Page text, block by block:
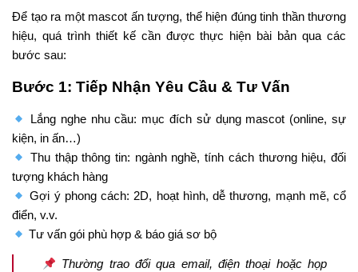
Để tạo ra một mascot ấn tượng, thể hiện đúng tinh thần thương
hiệu, quá trình thiết kế cần được thực hiện bài bản qua các
bước sau:
Bước 1: Tiếp Nhận Yêu Cầu & Tư Vấn
Lắng nghe nhu cầu: mục đích sử dụng mascot (online, sự
kiện, in ấn…)
Thu thập thông tin: ngành nghề, tính cách thương hiệu, đối
tượng khách hàng
Gợi ý phong cách: 2D, hoạt hình, dễ thương, mạnh mẽ, cổ
điển, v.v.
Tư vấn gói phù hợp & báo giá sơ bộ
Thường trao đổi qua email, điện thoại hoặc họp